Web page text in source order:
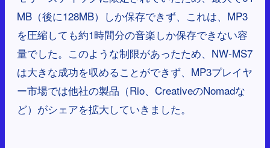
MB（後に128MB）しか保存できず、これは、MP3
を圧縮しても約1時間分の音楽しか保存できない容
量でした。このような制限があったため、NW-MS7
は大きな成功を収めることができず、MP3プレイヤ
ー市場では他社の製品（Rio、CreativeのNomadな
ど）がシェアを拡大していきました。